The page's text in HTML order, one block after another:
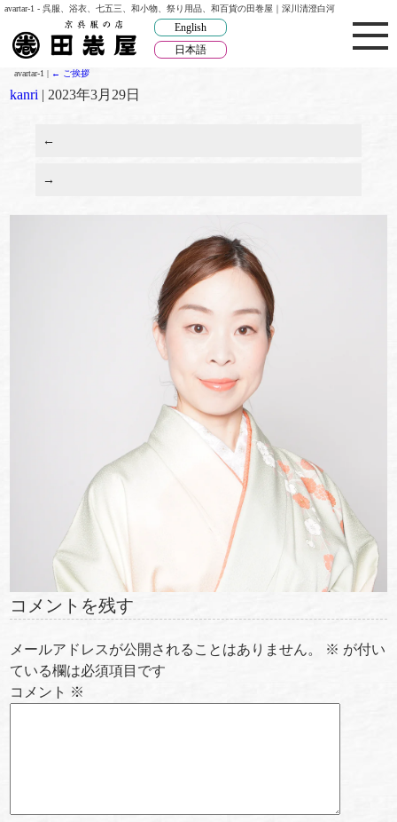
avartar-1 - 呉服、浴衣、七五三、和小物、祭り用品、和百貨の田巻屋｜深川清澄白河
English
日本語
avartar-1| ← ご挨拶
kanri | 2023年3月29日
←
→
コメントを残す
メールアドレスが公開されることはありません。 ※ が付い
ている欄は必須項目です
コメント ※